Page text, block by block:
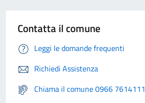
Contatta il comune
Leggi le domande frequenti
Richiedi Assistenza
Chiama il comune 0966 7614111